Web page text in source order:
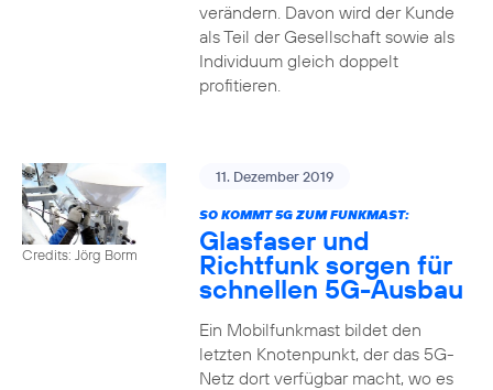
verändern. Davon wird der Kunde
als Teil der Gesellschaft sowie als
Individuum gleich doppelt
profitieren.
Credits: Jörg Borm
11. Dezember 2019
SO KOMMT 5G ZUM FUNKMAST:
Glasfaser und
Richtfunk sorgen für
schnellen 5G-Ausbau
Ein Mobilfunkmast bildet den
letzten Knotenpunkt, der das 5G-
Netz dort verfügbar macht, wo es